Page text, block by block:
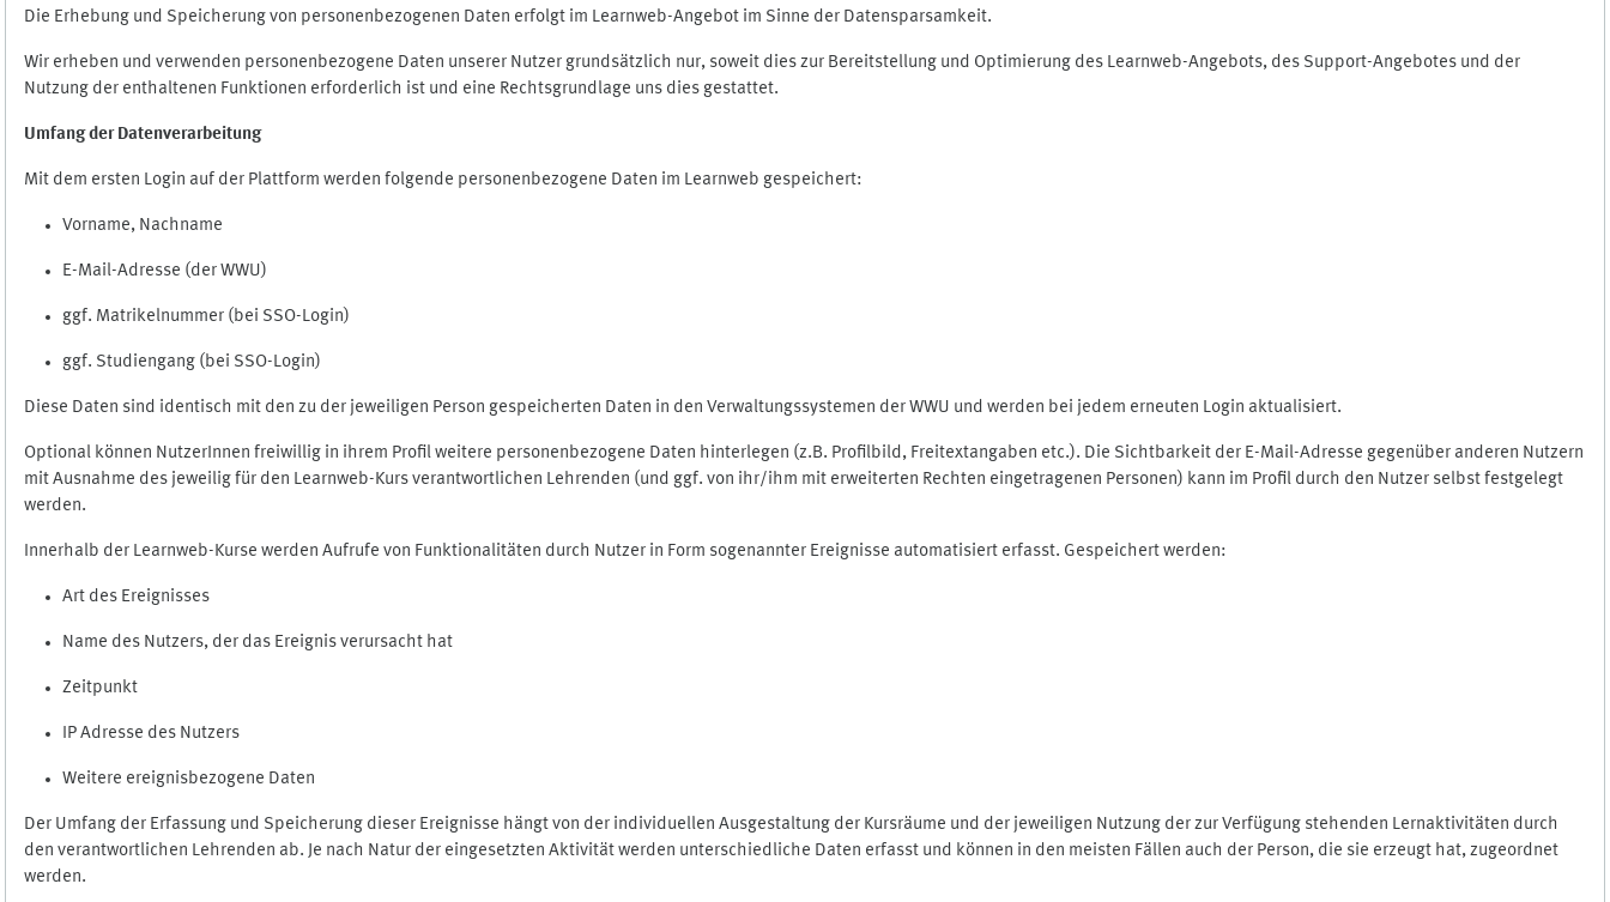
Die Erhebung und Speicherung von personenbezogenen Daten erfolgt im Learnweb-Angebot im Sinne der Datensparsamkeit.
Wir erheben und verwenden personenbezogene Daten unserer Nutzer grundsätzlich nur, soweit dies zur Bereitstellung und Optimierung des Learnweb-Angebots, des Support-Angebotes und der
Nutzung der enthaltenen Funktionen erforderlich ist und eine Rechtsgrundlage uns dies gestattet.
Umfang der Datenverarbeitung
Mit dem ersten Login auf der Plattform werden folgende personenbezogene Daten im Learnweb gespeichert:
Vorname, Nachname
E-Mail-Adresse (der WWU)
ggf. Matrikelnummer (bei SSO-Login)
ggf. Studiengang (bei SSO-Login)
Diese Daten sind identisch mit den zu der jeweiligen Person gespeicherten Daten in den Verwaltungssystemen der WWU und werden bei jedem erneuten Login aktualisiert.
Optional können NutzerInnen freiwillig in ihrem Profil weitere personenbezogene Daten hinterlegen (z.B. Profilbild, Freitextangaben etc.). Die Sichtbarkeit der E-Mail-Adresse gegenüber anderen Nutzern
mit Ausnahme des jeweilig für den Learnweb-Kurs verantwortlichen Lehrenden (und ggf. von ihr/ihm mit erweiterten Rechten eingetragenen Personen) kann im Profil durch den Nutzer selbst festgelegt
werden.
Innerhalb der Learnweb-Kurse werden Aufrufe von Funktionalitäten durch Nutzer in Form sogenannter Ereignisse automatisiert erfasst. Gespeichert werden:
Art des Ereignisses
Name des Nutzers, der das Ereignis verursacht hat
Zeitpunkt
IP Adresse des Nutzers
Weitere ereignisbezogene Daten
Der Umfang der Erfassung und Speicherung dieser Ereignisse hängt von der individuellen Ausgestaltung der Kursräume und der jeweiligen Nutzung der zur Verfügung stehenden Lernaktivitäten durch
den verantwortlichen Lehrenden ab. Je nach Natur der eingesetzten Aktivität werden unterschiedliche Daten erfasst und können in den meisten Fällen auch der Person, die sie erzeugt hat, zugeordnet
werden.